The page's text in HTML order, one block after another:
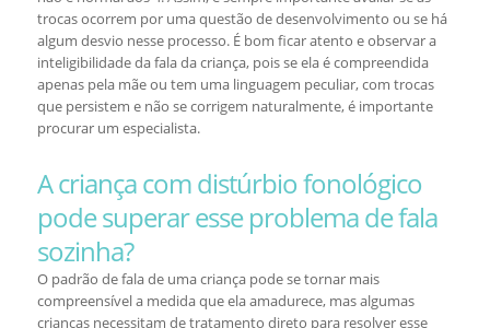
trocas ocorrem por uma questão de desenvolvimento ou se há
algum desvio nesse processo. É bom ficar atento e observar a
inteligibilidade da fala da criança, pois se ela é compreendida
apenas pela mãe ou tem uma linguagem peculiar, com trocas
que persistem e não se corrigem naturalmente, é importante
procurar um especialista.
A criança com distúrbio fonológico
pode superar esse problema de fala
sozinha?
O padrão de fala de uma criança pode se tornar mais
compreensível a medida que ela amadurece, mas algumas
crianças necessitam de tratamento direto para resolver esse